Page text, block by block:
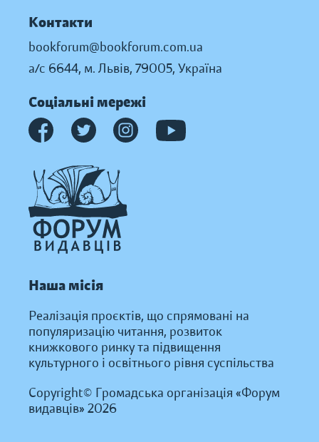
Контакти
bookforum@bookforum.com.ua
а/с 6644, м. Львів, 79005, Україна
Соціальні мережі
Наша місія
Реалізація проєктів, що спрямовані на
популяризацію читання, розвиток
книжкового ринку та підвищення
культурного і освітнього рівня суспільства
Copyright© Громадська організація «Форум
видавців» 2026